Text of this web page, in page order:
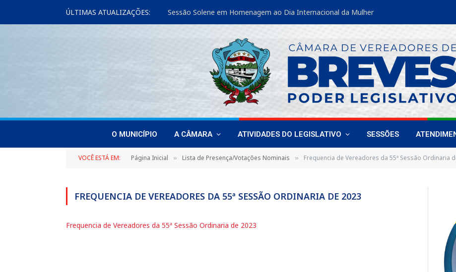
ÚLTIMAS ATUALIZAÇÕES: Sessão Solene em Homenagem ao Dia Internacional da Mulher
O MUNICÍPIO A CÂMARA ATIVIDADES DO LEGISLATIVO SESSÕES
VOCÊ ESTÁ EM: Página Inicial » Lista de Presença/Votações Nominais » Frequencia de Vereadores da 55ª Sessão Ordinaria
FREQUENCIA DE VEREADORES DA 55ª SESSÃO ORDINARIA DE 2023
Frequencia de Vereadores da 55ª Sessão Ordinaria de 2023